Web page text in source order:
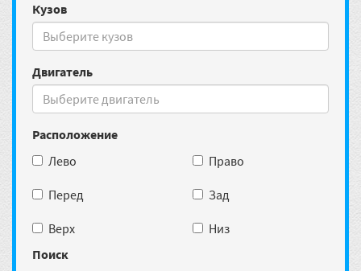
Кузов
Двигатель
Расположение
Лево
Право
Перед Зад
Верх
Низ
Поиск